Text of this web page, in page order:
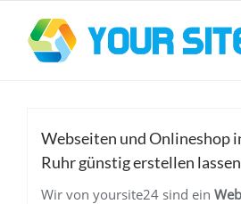
Webseiten und Onlineshop
Ruhr günstig erstellen lassen
Wir von yoursite24 sind ein